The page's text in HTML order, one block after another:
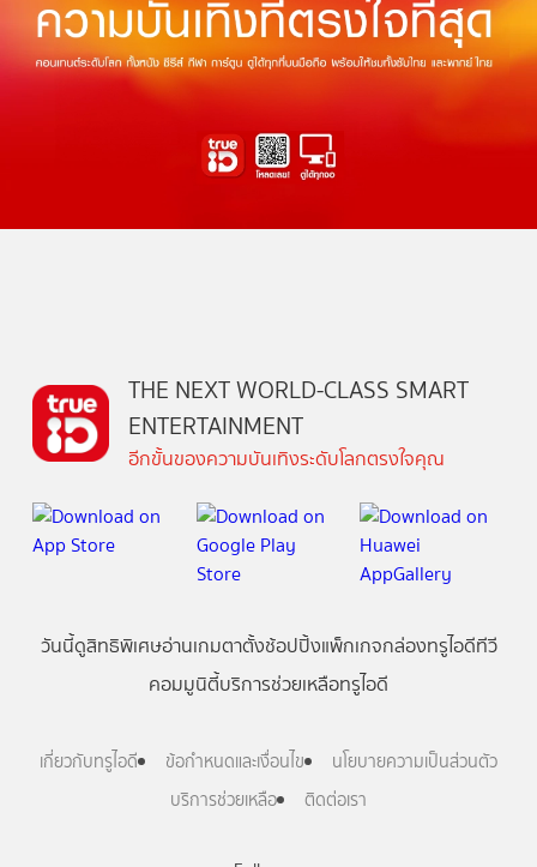
THE NEXT WORLD-CLASS SMART
ENTERTAINMENT
อีกขั้นของความบันเทิงระดับโลกตรงใจคุณ
วันนี้ดูสิทธิพิเศษอ่านเกมตาตั้งช้อปปิ้งแพ็กเกจกล่องทรูไอดีทีวี
คอมมูนิตี้บริการช่วยเหลือทรูไอดี
เกี่ยวกับทรูไอดี ข้อกำหนดและเงื่อนไข
นโยบายความเป็นส่วนตัว
บริการช่วยเหลือ
ติดต่อเรา